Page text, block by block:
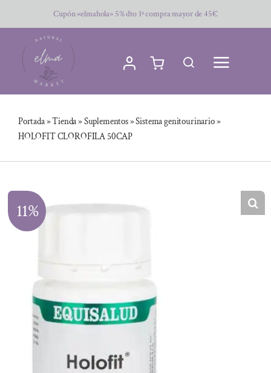
al
contenido
Cupón «elmahola» 5% dto 1ª compra mayor de 45€
Portada»Tienda»Suplementos»Sistema genitourinario»
HOLOFIT CLOROFILA 50CAP
11%